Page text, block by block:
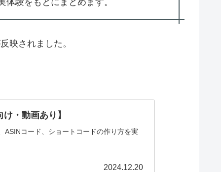
験をもとにまとめます。
映されました。
・動画あり】
ASINコード、ショートコードの作り方を実
2024.12.20